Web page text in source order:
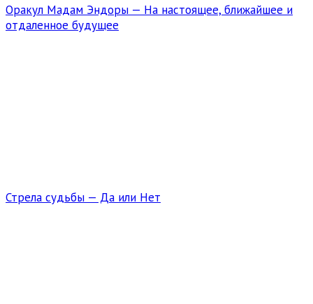
Оракул Мадам Эндоры — На настоящее, ближайшее и
отдаленное будущее
Стрела судьбы — Да или Нет